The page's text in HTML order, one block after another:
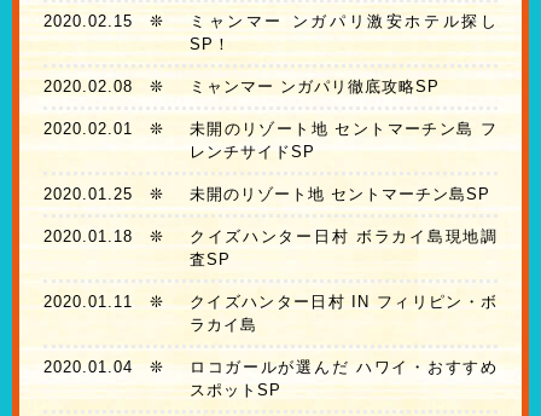
2020.02.15 ❊
ミャンマー ンガパリ激安ホテル探し
SP！
2020.02.08 ❊ ミャンマー ンガパリ徹底攻略SP
2020.02.01 ❊
未開のリゾート地 セントマーチン島 フ
レンチサイドSP
2020.01.25 ❊ 未開のリゾート地 セントマーチン島SP
2020.01.18 ❊
クイズハンター日村 ボラカイ島現地調
査SP
2020.01.11❊
クイズハンター日村 IN フィリピン・ボ
ラカイ島
2020.01.04 ❊
ロコガールが選んだ ハワイ・おすすめ
スポットSP